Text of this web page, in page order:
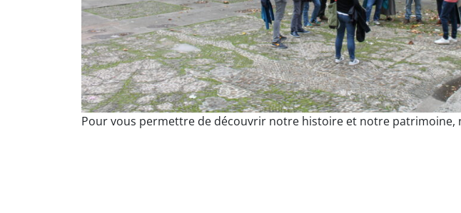
Pour vous permettre de découvrir notre histoire et notre patrimoine,